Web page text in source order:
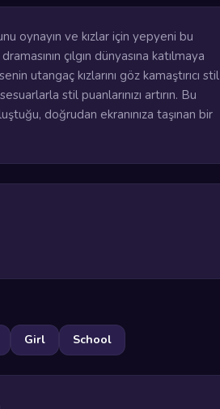
oynayın ve kızlar için yepyeni bu
çılgın dünyasına katılmaya
utangaç kızlarını göz kamaştırıcı stil
stil puanlarınızı artırın. Bu
doğrudan ekranınıza taşınan bir
Girl School